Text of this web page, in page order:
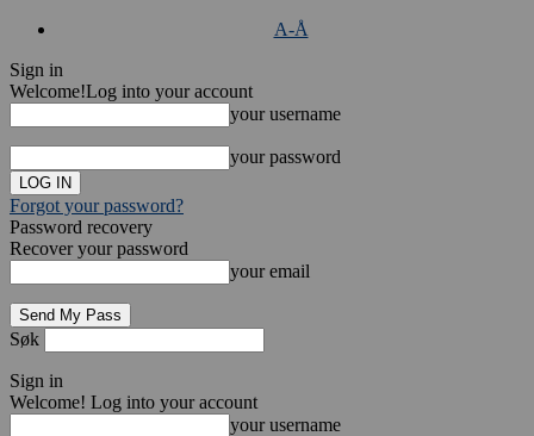
A-Å
Sign in
Welcome!Log into your account
your username
your password
Forgot your password?
Password recovery
Recover your password
your email
Søk
Sign in
Welcome! Log into your account
your username